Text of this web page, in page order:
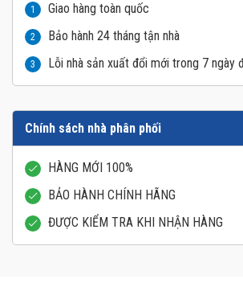
1 Giao hàng toàn quốc
2 Bảo hành 24 tháng tận nhà
3 Lỗi nhà sản xuất đổi mới trong 7 ngày
Chính sách nhà phân phối
HÀNG MỚI 100%
BẢO HÀNH CHÍNH HÃNG
ĐƯỢC KIỂM TRA KHI NHẬN HÀNG